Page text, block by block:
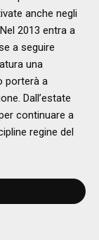
anche negli
2013 entra a
a seguire
una
porterà a
Dall’estate
continuare a
regine del